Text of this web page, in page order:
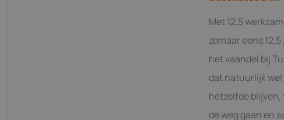
Met 12,5
zomaar eens
het vaandel bij
dat natuurlijk wel
hetzelfde blijven,
de weg gaan en